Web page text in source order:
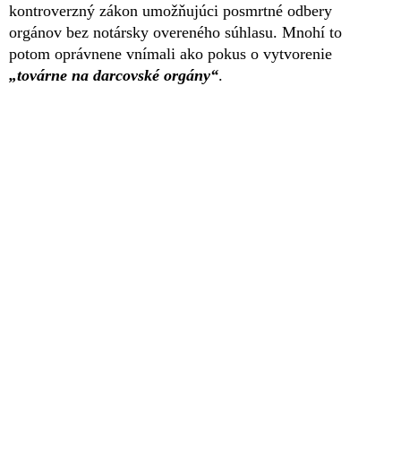
kontroverzný zákon umožňujúci posmrtné odbery
orgánov bez notársky overeného súhlasu. Mnohí to
potom oprávnene vnímali ako pokus o vytvorenie
„továrne na darcovské orgány“.